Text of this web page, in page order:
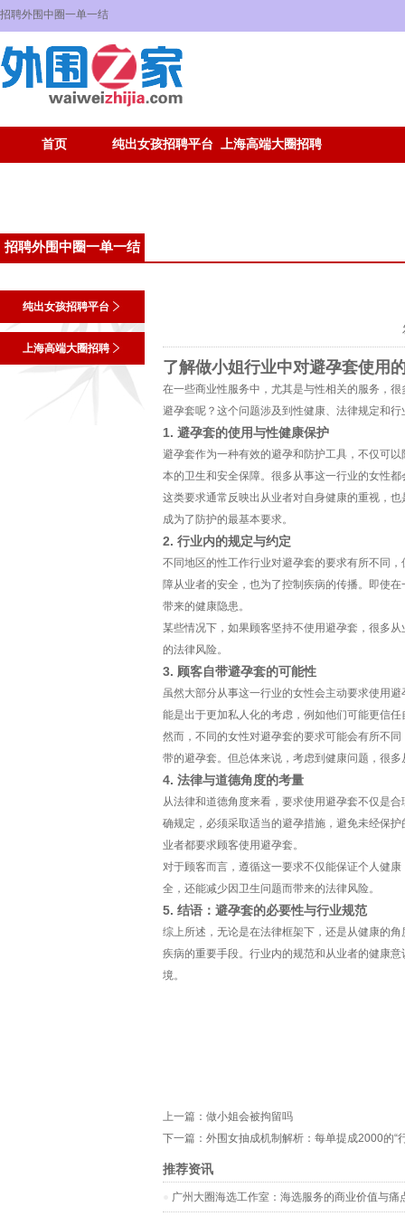
招聘外围中圈一单一结
首页 纯出女孩招聘平台 上海高端大圈招聘
招聘外围中圈一单一结
纯出女孩招聘平台
上海高端大圈招聘
了解做小姐行业中对避孕套使用
在一些商业性服务中，尤其是与性相关的服务，
避孕套呢？这个问题涉及到性健康、法律规定和
1. 避孕套的使用与性健康保护
避孕套作为一种有效的避孕和防护工具，不仅可
本的卫生和安全保障。很多从事这一行业的女性
这类要求通常反映出从业者对自身健康的重视，
成为了防护的最基本要求。
2. 行业内的规定与约定
不同地区的性工作行业对避孕套的要求有所不同
障从业者的安全，也为了控制疾病的传播。即使
带来的健康隐患。
某些情况下，如果顾客坚持不使用避孕套，很多
的法律风险。
3. 顾客自带避孕套的可能性
虽然大部分从事这一行业的女性会主动要求使用
能是出于更加私人化的考虑，例如他们可能更信
然而，不同的女性对避孕套的要求可能会有所不
带的避孕套。但总体来说，考虑到健康问题，很
4. 法律与道德角度的考量
从法律和道德角度来看，要求使用避孕套不仅是
确规定，必须采取适当的避孕措施，避免未经保
业者都要求顾客使用避孕套。
对于顾客而言，遵循这一要求不仅能保证个人健
全，还能减少因卫生问题而带来的法律风险。
5. 结语：避孕套的必要性与行业规范
综上所述，无论是在法律框架下，还是从健康的
疾病的重要手段。行业内的规范和从业者的健康
境。
上一篇： 做小姐会被拘留吗
下一篇： 外围女抽成机制解析：每单提成2000的“
推荐资讯
广州大圈海选工作室‌：海选服务的商业价值与痛